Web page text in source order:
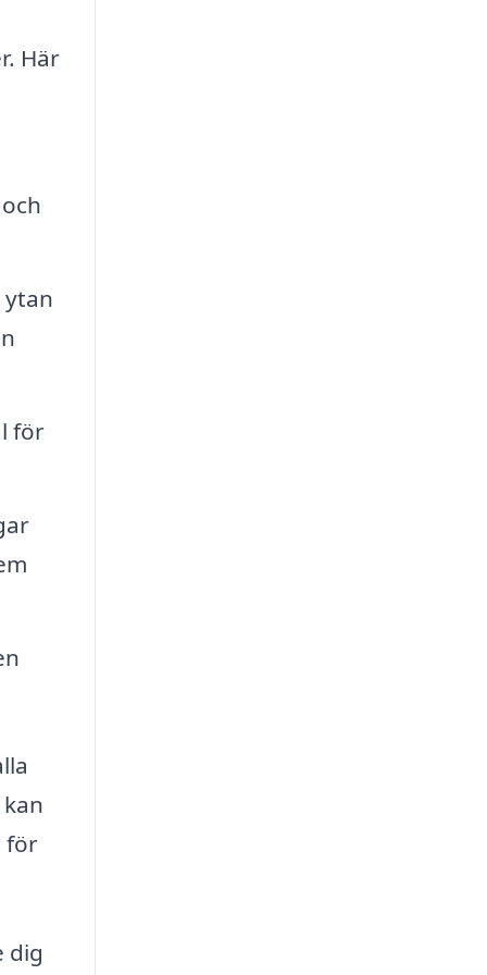
Här
för
för
dig